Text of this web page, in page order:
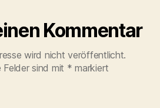
Kommentar
wird nicht veröffentlicht.
sind mit * markiert